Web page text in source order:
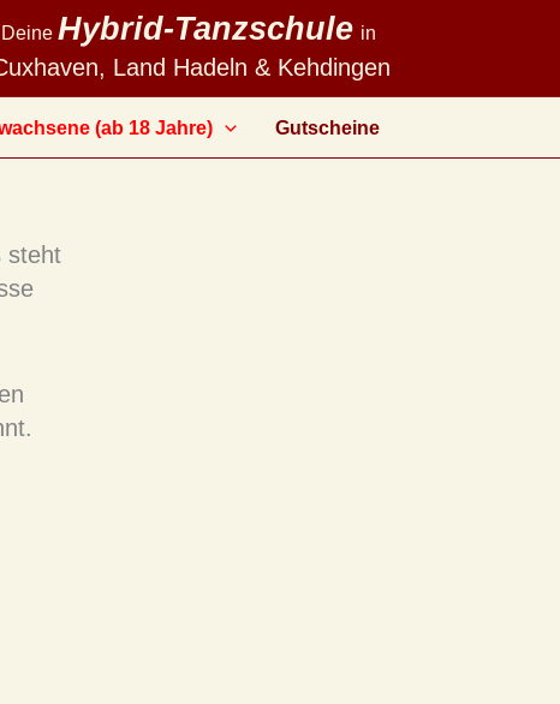
Deine Hybrid-Tanzschule in
Land Hadeln & Kehdingen
(ab 18 Jahre) Gutscheine
steht